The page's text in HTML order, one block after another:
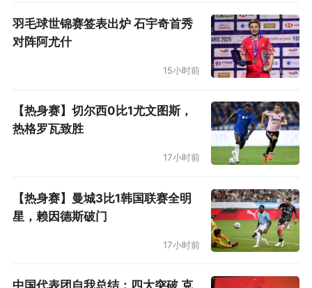
羽毛球世锦赛签表出炉 石宇奇首秀
对阵阿尤什
15小时前
【热身赛】切尔西0比1尤文图斯，
热格罗瓦致胜
17小时前
【热身赛】曼城3比1韩国联赛全明
星，赖因德斯破门
17小时前